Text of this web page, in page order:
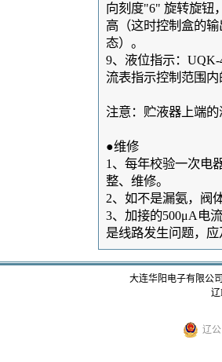
向刻度"6" 旋转旋钮
高（这时控制盒的
态）。
9、液位指示：
流表指示控制范围
注意：贮液器上端
●维修
1、每年校验一次电
整、维修。
2、如不是漏氨，阀
3、加接的500μA电
是线路发生问题，
大连华阳电子有限公
辽
辽公